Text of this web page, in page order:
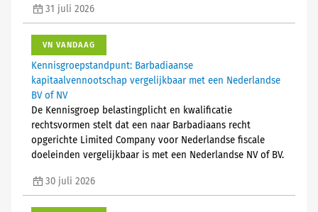
31 juli 2026
VN VANDAAG
Kennisgroepstandpunt: Barbadiaanse
kapitaalvennootschap vergelijkbaar met een Nederlandse
BV of NV
De Kennisgroep belastingplicht en kwalificatie
rechtsvormen stelt dat een naar Barbadiaans recht
opgerichte Limited Company voor Nederlandse fiscale
doeleinden vergelijkbaar is met een Nederlandse NV of BV.
30 juli 2026